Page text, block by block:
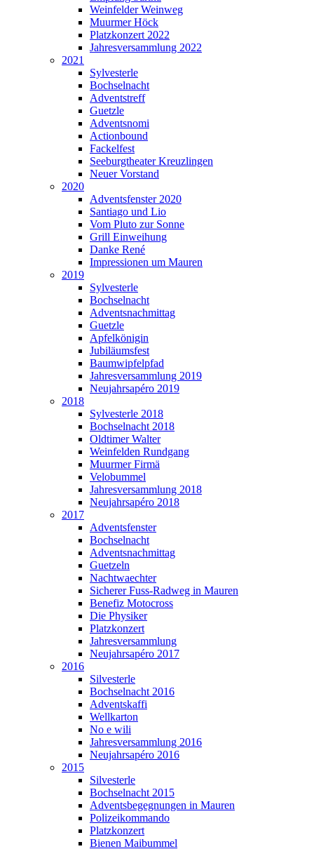
Weinfelder Weinweg
Muurmer Höck
Platzkonzert 2022
Jahresversammlung 2022
2021
Sylvesterle
Bochselnacht
Adventstreff
Guetzle
Adventsnomi
Actionbound
Fackelfest
Seeburgtheater Kreuzlingen
Neuer Vorstand
2020
Adventsfenster 2020
Santiago und Lio
Vom Pluto zur Sonne
Grill Einweihung
Danke René
Impressionen um Mauren
2019
Sylvesterle
Bochselnacht
Adventsnachmittag
Guetzle
Apfelkönigin
Jubiläumsfest
Baumwipfelpfad
Jahresversammlung 2019
Neujahrsapéro 2019
2018
Sylvesterle 2018
Bochselnacht 2018
Oldtimer Walter
Weinfelden Rundgang
Muurmer Firmä
Velobummel
Jahresversammlung 2018
Neujahrsapéro 2018
2017
Adventsfenster
Bochselnacht
Adventsnachmittag
Guetzeln
Nachtwaechter
Sicherer Fuss-Radweg in Mauren
Benefiz Motocross
Die Physiker
Platzkonzert
Jahresversammlung
Neujahrsapéro 2017
2016
Silvesterle
Bochselnacht 2016
Adventskaffi
Wellkarton
No e wili
Jahresversammlung 2016
Neujahrsapéro 2016
2015
Silvesterle
Bochselnacht 2015
Adventsbegegnungen in Mauren
Polizeikommando
Platzkonzert
Bienen Maibummel